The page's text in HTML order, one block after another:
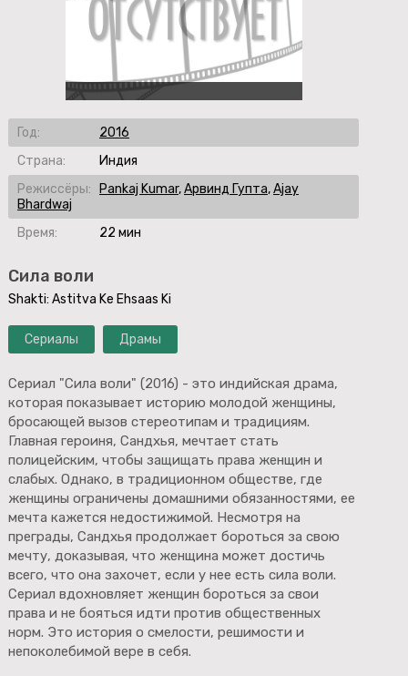
Сила воли
Shakti: Astitva Ke Ehsaas Ki
Сериалы Драмы
Сериал "Сила воли" (2016) - это индийская драма,
которая показывает историю молодой женщины,
бросающей вызов стереотипам и традициям.
Главная героиня, Сандхья, мечтает стать
полицейским, чтобы защищать права женщин и
слабых. Однако, в традиционном обществе, где
женщины ограничены домашними обязанностями, ее
мечта кажется недостижимой. Несмотря на
преграды, Сандхья продолжает бороться за свою
мечту, доказывая, что женщина может достичь
всего, что она захочет, если у нее есть сила воли.
Сериал вдохновляет женщин бороться за свои
права и не бояться идти против общественных
норм. Это история о смелости, решимости и
непоколебимой вере в себя.
Год:
2016
Страна:
Индия
Режиссёры:
Pankaj Kumar,Арвинд Гупта,Ajay
Bhardwaj
Время:
22 мин